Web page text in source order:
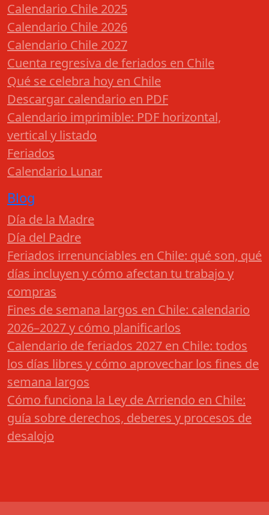
Calendario Chile 2025
Calendario Chile 2026
Calendario Chile 2027
Cuenta regresiva de feriados en Chile
Qué se celebra hoy en Chile
Descargar calendario en PDF
Calendario imprimible: PDF horizontal,
vertical y listado
Feriados
Calendario Lunar
Blog
Día de la Madre
Día del Padre
Feriados irrenunciables en Chile: qué son, qué
días incluyen y cómo afectan tu trabajo y
compras
Fines de semana largos en Chile: calendario
2026–2027 y cómo planificarlos
Calendario de feriados 2027 en Chile: todos
los días libres y cómo aprovechar los fines de
semana largos
Cómo funciona la Ley de Arriendo en Chile:
guía sobre derechos, deberes y procesos de
desalojo